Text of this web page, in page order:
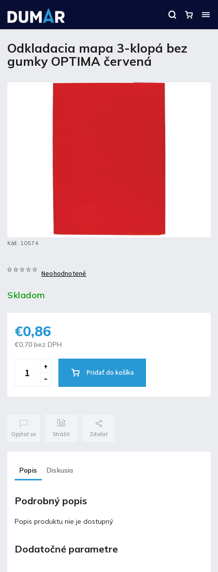
Odkladacia mapa 3-klopá bez
gumky OPTIMA červená
Kód: 10574
Neohodnotené
Skladom
€0,86
€0,70 bez DPH
Pridať do košíka
Opýtať sa Strážiť Zdieľať
Popis Diskusia
Podrobný popis
Popis produktu nie je dostupný
Dodatočné parametre